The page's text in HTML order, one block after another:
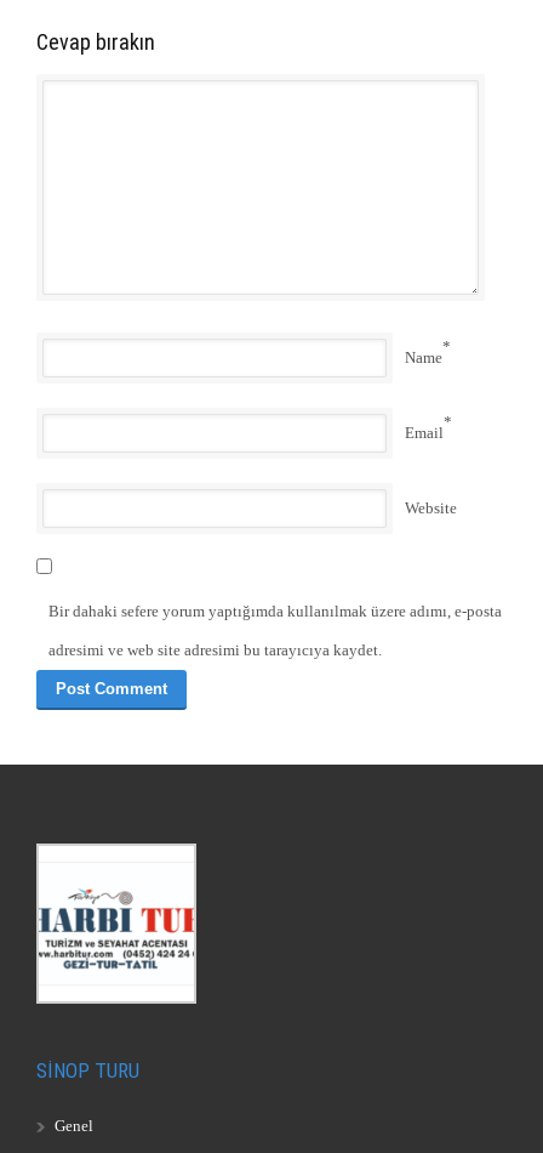
Cevap bırakın
Name
*
Email
*
Website
Bir dahaki sefere yorum yaptığımda kullanılmak üzere adımı, e-posta
adresimi ve web site adresimi bu tarayıcıya kaydet.
SİNOP TURU
Genel